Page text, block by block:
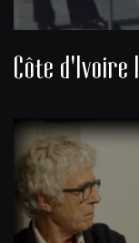
Côte d'Ivoire I